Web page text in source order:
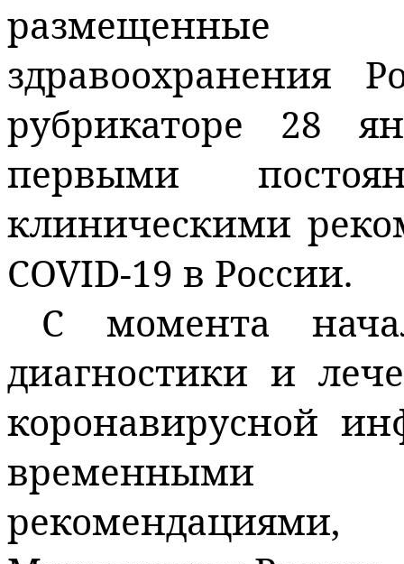
здравоохранения
рубрикаторе 28
первыми
клиническими
COVID‑19 в России.
С момента
диагностики и
коронавирусной
временными